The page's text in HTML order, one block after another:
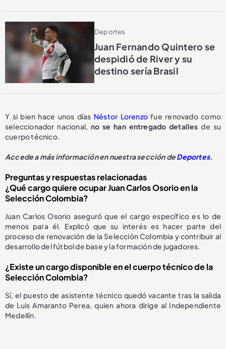
Deportes
Juan Fernando Quintero se
despidió de River y su
destino sería Brasil
Y si bien hace unos días Néstor Lorenzofue renovado como
seleccionador nacional, no se han entregado detalles de su
cuerpo técnico.
Accede a más información en nuestra sección deDeportes.
Preguntas y respuestas relacionadas
¿Qué cargo quiere ocupar Juan Carlos Osorio en la
Selección Colombia?
Juan Carlos Osorio aseguró que el cargo específico es lo de
menos para él. Explicó que su interés es hacer parte del
proceso de renovación de la Selección Colombia y contribuir al
desarrollo del fútbol de base y la formación de jugadores.
¿Existe un cargo disponible en el cuerpo técnico de la
Selección Colombia?
Sí, el puesto de asistente técnico quedó vacante tras la salida
de Luis Amaranto Perea, quien ahora dirige al Independiente
Medellín.